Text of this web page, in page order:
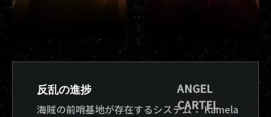
反乱の進捗
海賊の前哨基地が存在するシステム：Kamela
ANGEL
CARTEL